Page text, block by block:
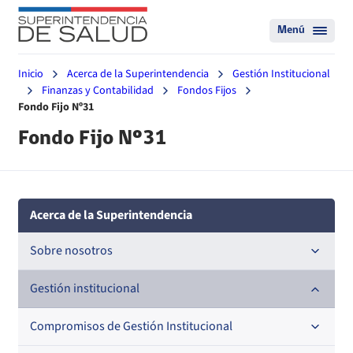
Menú
Inicio Acerca de la Superintendencia
Gestión Institucional
Finanzas y Contabilidad
Fondos Fijos
Fondo Fijo Nº31
Fondo Fijo Nº31
Acerca de la Superintendencia
Sobre nosotros
Historia
Definiciones estratégicas
Gestión institucional
Compromisos de Gestión Institucional